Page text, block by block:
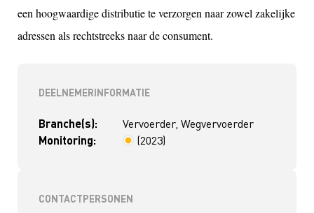
DEELNEMERINFORMATIE
Branche(s): Vervoerder, Wegvervoerder
Monitoring:
< 4 jaar
(2023)
CONTACTPERSONEN
een hoogwaardige distributie te verzorgen naar zowel zakelijke
adressen als rechtstreeks naar de consument.